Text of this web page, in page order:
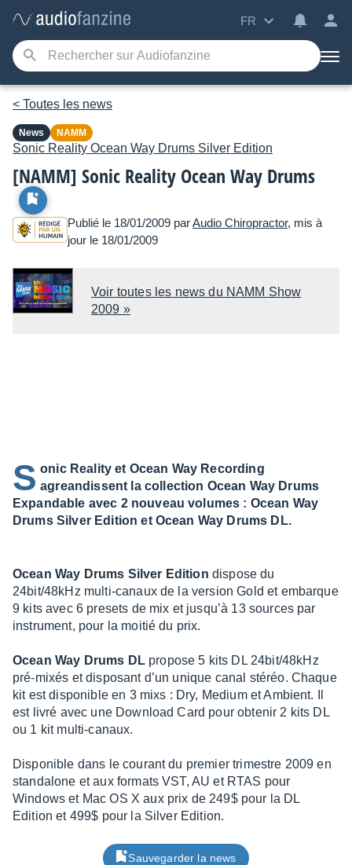
FR
< Toutes les news
News NAMM
Sonic Reality Ocean Way Drums Silver Edition
[NAMM] Sonic Reality Ocean Way Drums
Publié le 18/01/2009 parAudio Chiropractor, mis à
jour le 18/01/2009
Voir toutes les news du NAMM Show
2009 »
S onic Reality et Ocean Way Recording
agreandissent la collection Ocean Way Drums
Expandable avec 2 nouveau volumes : Ocean Way
Drums Silver Edition et Ocean Way Drums DL.
Ocean Way Drums Silver Edition dispose du
24bit/48kHz multi-canaux de la version Gold et embarque
9 kits avec 6 presets de mix et jusqu’à 13 sources par
instru­ment, pour la moitié du prix.
Ocean Way Drums DLpropose 5 kits DL 24bit/48kHz
pré-mixés et dispo­sant d’un unique canal stéréo. Chaque
kit est dispo­nible en 3 mixs : Dry, Medium et Ambient. Il
est livré avec une Down­load Card pour obte­nir 2 kits DL
ou 1 kit multi-canaux.
Dispo­nible dans le courant du premier trimestre 2009 en
stan­da­lone et aux formats VST, AU et RTAS pour
Windows et Mac OS X aux prix de 249$ pour la DL
Edition et 499$ pour la Silver Edition.
Sauvegarder la news